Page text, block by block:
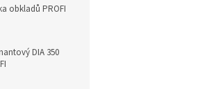
obkladů PROFI
DIA 350